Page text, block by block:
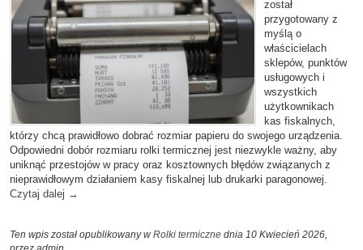
został
przygotowany z
myślą o
właścicielach
sklepów, punktów
usługowych i
wszystkich
użytkownikach
kas fiskalnych,
którzy chcą prawidłowo dobrać rozmiar papieru do swojego urządzenia.
Odpowiedni dobór rozmiaru rolki termicznej jest niezwykle ważny, aby
uniknąć przestojów w pracy oraz kosztownych błędów związanych z
nieprawidłowym działaniem kasy fiskalnej lub drukarki paragonowej.
Czytaj dalej →
Ten wpis został opublikowany w Rolki termiczne dnia 10 Kwiecień 2026,